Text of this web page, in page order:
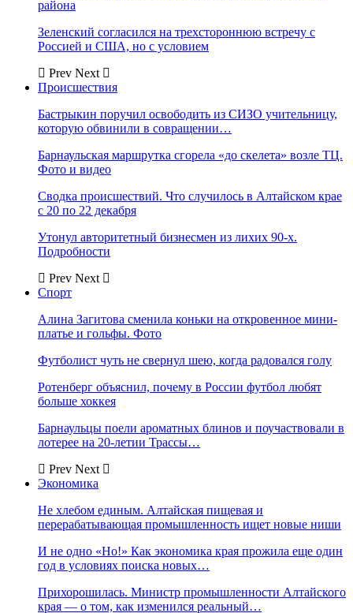
района
Зеленский согласился на трехстороннюю встречу с
Россией и США, но с условием
Prev Next
Происшествия
Бастрыкин поручил освободить из СИЗО учительницу,
которую обвинили в совращении…
Барнаульская маршрутка сгорела «до скелета» возле ТЦ.
Фото и видео
Сводка происшествий. Что случилось в Алтайском крае
с 20 по 22 декабря
Утонул авторитетный бизнесмен из лихих 90-х.
Подробности
Prev Next
Спорт
Алина Загитова сменила коньки на откровенное мини-
платье и гольфы. Фото
Футболист чуть не свернул шею, когда радовался голу
Ротенберг объяснил, почему в России футбол любят
больше хоккея
Барнаульцы поели ароматных блинов и поучаствовали в
лотерее на 20-летии Трассы…
Prev Next
Экономика
Не хлебом единым. Алтайская пищевая и
перерабатывающая промышленность ищет новые ниши
И не одно «Но!» Как экономика края прожила еще один
год в условиях поиска новых…
Прихорошилась. Министр промышленности Алтайского
края — о том, как изменился реальный…